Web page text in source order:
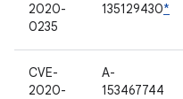
2020-
0235
135129430*
CVE-
2020-
A-
153467744